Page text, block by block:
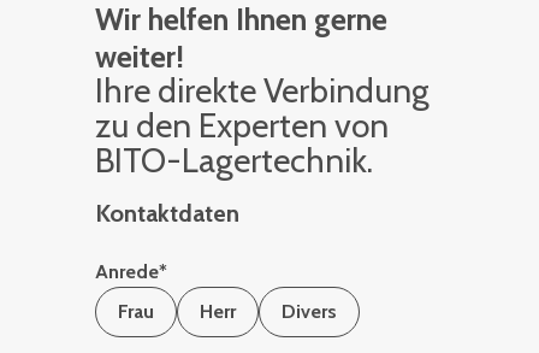
Wir helfen Ihnen gerne
weiter!
Ihre di­rek­te Ver­bin­dung
zu den Ex­per­ten von
BITO-La­ger­tech­nik.
Kontaktdaten
Anrede*
Frau
Herr Divers